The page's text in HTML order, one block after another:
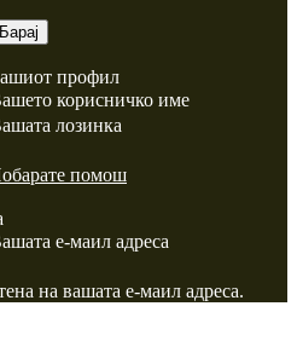
профил
корисничко име
лозинка
помош
е-маил адреса
на вашата е-маил адреса.